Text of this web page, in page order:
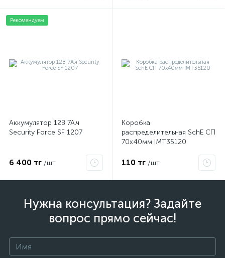
Рекомендуем
Аккумулятор 12В 7А.ч
Security Force SF 1207
6 400 тг /шт
Коробка
распределительная SchE СП
70х40мм IMT35120
110 тг /шт
Нужна консультация? Задайте
вопрос прямо сейчас!